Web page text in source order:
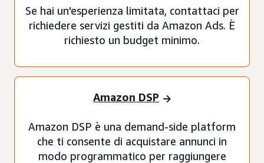
Se hai un'esperienza limitata, contattaci per
richiedere servizi gestiti da Amazon Ads. È
richiesto un budget minimo.
Amazon DSP
Amazon DSP è una demand-side platform
che ti consente di acquistare annunci in
modo programmatico per raggiungere